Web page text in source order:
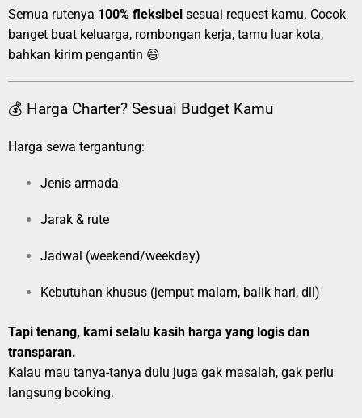
Semua rutenya 100% fleksibel sesuai request kamu. Cocok
banget buat keluarga, rombongan kerja, tamu luar kota,
bahkan kirim pengantin 😄
💰 Harga Charter? Sesuai Budget Kamu
Harga sewa tergantung:
Jenis armada
Jarak & rute
Jadwal (weekend/weekday)
Kebutuhan khusus (jemput malam, balik hari, dll)
Tapi tenang, kami selalu kasih harga yang logis dan
transparan.
Kalau mau tanya-tanya dulu juga gak masalah, gak perlu
langsung booking.